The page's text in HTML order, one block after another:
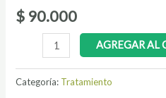
$ 90.000
cantidad
AGREGAR AL
Categoría: Tratamiento